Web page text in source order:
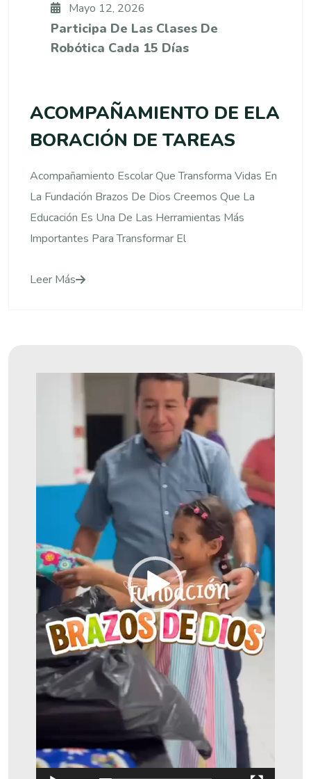
Mayo 12, 2026
Participa De Las Clases De
Robótica Cada 15 Días
ACOMPAÑAMIENTO DE ELA
BORACIÓN DE TAREAS
Acompañamiento Escolar Que Transforma Vidas En
La Fundación Brazos De Dios Creemos Que La
Educación Es Una De Las Herramientas Más
Importantes Para Transformar El
Leer Más